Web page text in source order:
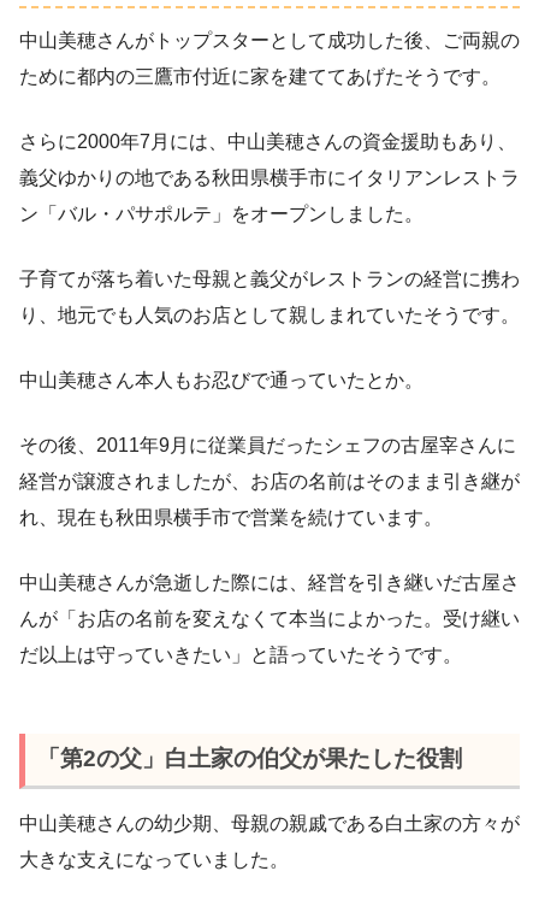
中山美穂さんがトップスターとして成功した後、ご両親の
ために都内の三鷹市付近に家を建ててあげたそうです。
さらに2000年7月には、中山美穂さんの資金援助もあり、
義父ゆかりの地である秋田県横手市にイタリアンレストラ
ン「バル・パサポルテ」をオープンしました。
子育てが落ち着いた母親と義父がレストランの経営に携わ
り、地元でも人気のお店として親しまれていたそうです。
中山美穂さん本人もお忍びで通っていたとか。
その後、2011年9月に従業員だったシェフの古屋宰さんに
経営が譲渡されましたが、お店の名前はそのまま引き継が
れ、現在も秋田県横手市で営業を続けています。
中山美穂さんが急逝した際には、経営を引き継いだ古屋さ
んが「お店の名前を変えなくて本当によかった。受け継い
だ以上は守っていきたい」と語っていたそうです。
「第2の父」白土家の伯父が果たした役割
中山美穂さんの幼少期、母親の親戚である白土家の方々が
大きな支えになっていました。